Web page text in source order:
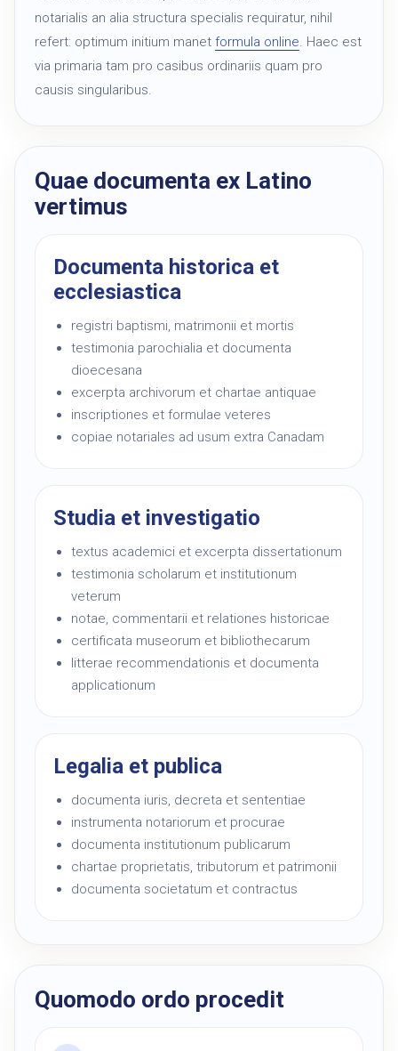
notarialis an alia structura specialis requiratur, nihil
refert: optimum initium manet formula online. Haec est
via primaria tam pro casibus ordinariis quam pro
causis singularibus.
Quae documenta ex Latino
vertimus
Documenta historica et
ecclesiastica
registri baptismi, matrimonii et mortis
testimonia parochialia et documenta
dioecesana
excerpta archivorum et chartae antiquae
inscriptiones et formulae veteres
copiae notariales ad usum extra Canadam
Studia et investigatio
textus academici et excerpta dissertationum
testimonia scholarum et institutionum
veterum
notae, commentarii et relationes historicae
certificata museorum et bibliothecarum
litterae recommendationis et documenta
applicationum
Legalia et publica
documenta iuris, decreta et sententiae
instrumenta notariorum et procurae
documenta institutionum publicarum
chartae proprietatis, tributorum et patrimonii
documenta societatum et contractus
Quomodo ordo procedit